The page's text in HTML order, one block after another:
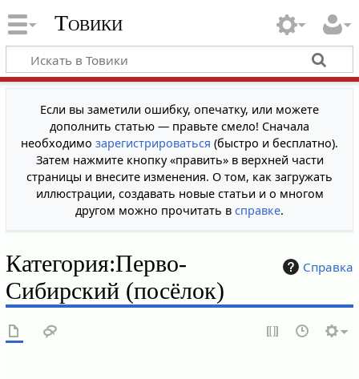
Товики
Если вы заметили ошибку, опечатку, или можете
дополнить статью — правьте смело! Сначала
необходимо зарегистрироваться (быстро и бесплатно).
Затем нажмите кнопку «править» в верхней части
страницы и внесите изменения. О том, как загружать
иллюстрации, создавать новые статьи и о многом
другом можно прочитать в справке.
Справка
Категория:Перво-
Сибирский (посёлок)